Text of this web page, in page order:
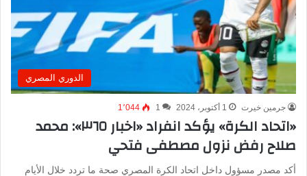
الدوري المصري
جرمين خيرت 1 أكتوبر، 2024 1 1٬044
«اتحاد الكرة» يؤكد انفراد «اخبار ٣٦٥»: محمد
صلاح رفض نزول مصطفى فتحي
أكد مصدر مسؤول داخل اتحاد الكرة المصري صحة ما تردد خلال الأيام